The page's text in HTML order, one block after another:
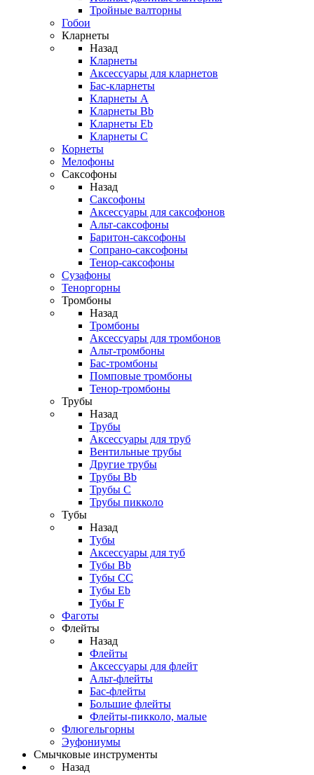
Тройные валторны
Гобои
Кларнеты
Назад
Кларнеты
Аксессуары для кларнетов
Бас-кларнеты
Кларнеты A
Кларнеты Bb
Кларнеты Eb
Кларнеты С
Корнеты
Мелофоны
Саксофоны
Назад
Саксофоны
Аксессуары для саксофонов
Альт-саксофоны
Баритон-саксофоны
Сопрано-саксофоны
Тенор-саксофоны
Сузафоны
Теноргорны
Тромбоны
Назад
Тромбоны
Аксессуары для тромбонов
Альт-тромбоны
Бас-тромбоны
Помповые тромбоны
Тенор-тромбоны
Трубы
Назад
Трубы
Аксессуары для труб
Вентильные трубы
Другие трубы
Трубы Bb
Трубы C
Трубы пикколо
Тубы
Назад
Тубы
Аксессуары для туб
Тубы Bb
Тубы CC
Тубы Eb
Тубы F
Фаготы
Флейты
Назад
Флейты
Аксессуары для флейт
Альт-флейты
Бас-флейты
Большие флейты
Флейты-пикколо, малые
Флюгельгорны
Эуфониумы
Смычковые инструменты
Назад